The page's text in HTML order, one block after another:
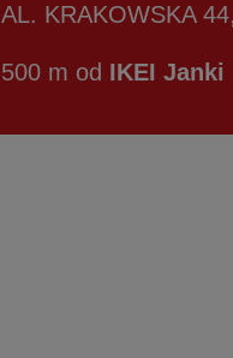
AL. KRAKOWSKA
500 m od IKEI Janki